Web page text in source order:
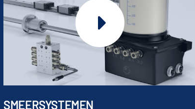
SMEERSYSTEMEN